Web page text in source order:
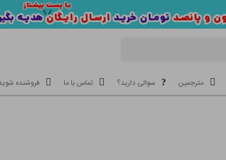
مترجمین سوالی دارید؟ تماس با ما فروشنده